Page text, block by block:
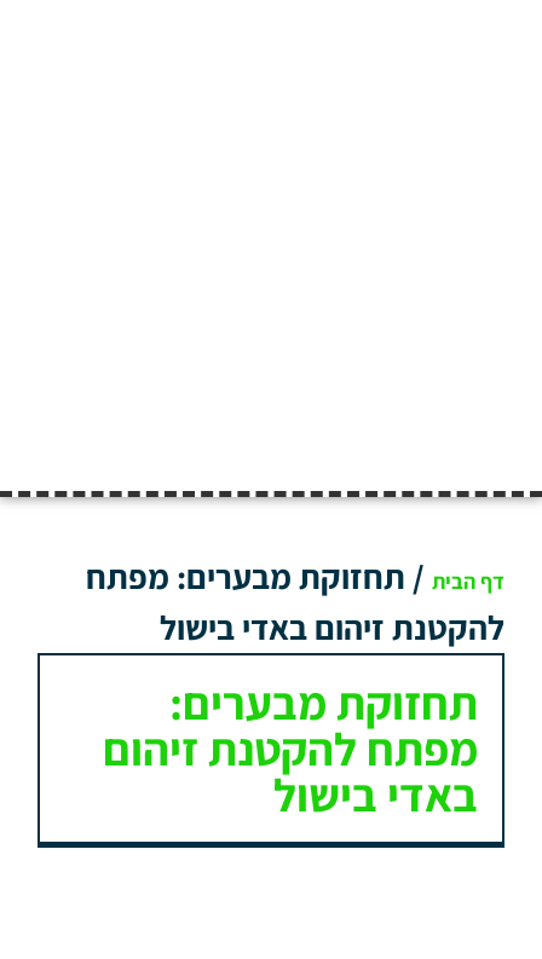
דף הבית / תחזוקת מבערים: מפתח
להקטנת זיהום באדי בישול
תחזוקת מבערים:
מפתח להקטנת זיהום
באדי בישול